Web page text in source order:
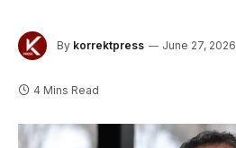
By korrektpress June 27, 2026
4 Mins Read